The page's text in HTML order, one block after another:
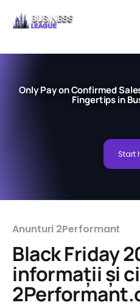
Only Pay on Confirmed
Fingertips in
Start
Anunturi 2Performant
Black Friday
informații și